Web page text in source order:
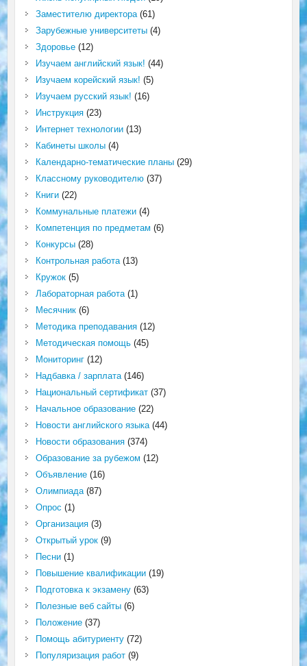
Заместителю директора(61)
Зарубежные университеты(4)
Здоровье(12)
Изучаем английский язык! (44)
Изучаем корейский язык! (5)
Изучаем русский язык! (16)
Инструкция(23)
Интернет технологии(13)
Кабинеты школы(4)
Календарно-тематические планы(29)
Классному руководителю(37)
Книги(22)
Коммунальные платежи(4)
Компетенция по предметам (6)
Конкурсы(28)
Контрольная работа(13)
Кружок(5)
Лабораторная работа(1)
Месячник(6)
Методика преподавания(12)
Методическая помощь(45)
Мониторинг(12)
Надбавка / зарплата(146)
Национальный сертификат(37)
Начальное образование(22)
Новости английского языка(44)
Новости образования(374)
Образование за рубежом (12)
Объявление(16)
Олимпиада(87)
Опрос (1)
Организация(3)
Открытый урок(9)
Песни(1)
Повышение квалификации(19)
Подготовка к экзамену(63)
Полезные веб сайты(6)
Положение(37)
Помощь абитуриенту(72)
Популяризация работ(9)